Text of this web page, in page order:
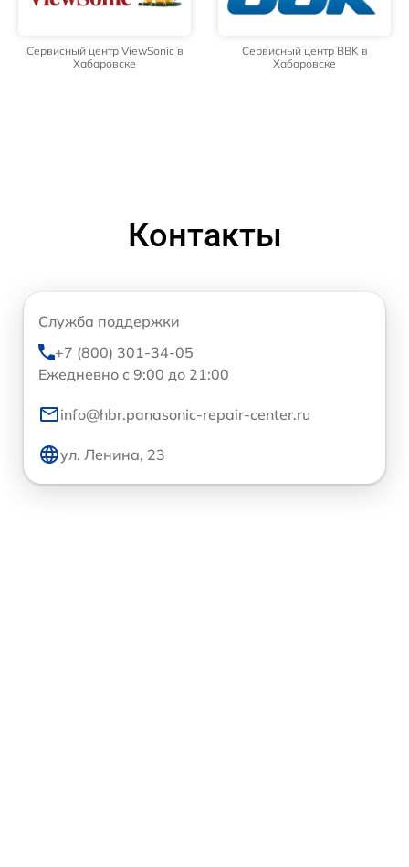
Сервисный центр ViewSonic в
Хабаровске
Сервисный центр BBK в
Хабаровске
Контакты
Служба поддержки
+7 (800) 301-34-05
Ежедневно с 9:00 до 21:00
info@hbr.panasonic-repair-center.ru
ул. Ленина, 23